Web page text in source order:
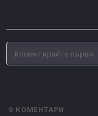
0 КОМЕНТАРИ